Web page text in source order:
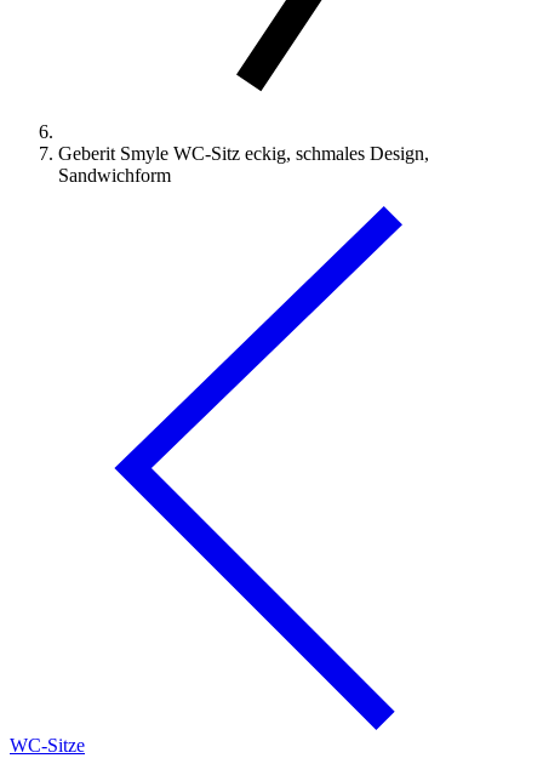
Geberit Smyle WC-Sitz eckig, schmales Design,
Sandwichform
WC-Sitze